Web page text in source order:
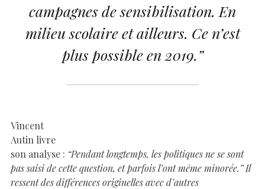
campagnes de sensibilisation. En
milieu scolaire et ailleurs. Ce n’est
plus possible en 2019.”
Vincent
Autin livre
son analyse : “Pendant longtemps, les politiques ne se sont
pas saisi de cette question, et parfois l’ont même minorée.” Il
ressent des différences originelles avec d’autres